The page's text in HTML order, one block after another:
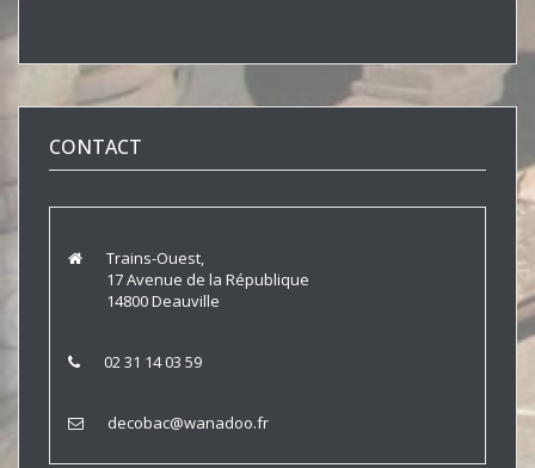
CONTACT
Trains-Ouest,
17 Avenue de la République
14800 Deauville
02 31 14 03 59
decobac@wanadoo.fr